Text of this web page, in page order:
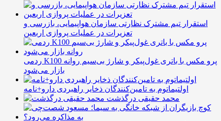
استقرار تیم مشترک نظارتی سازمان هواپیمایی، بازرسی و
تعزیرات در عملیات پروازی اربعین
ردمی K100 پرو مکس با باتری غول‌پیکر و شارژ بی‌سیم روانه
بازار می‌شود
اولتیماتوم به تامین‌کنندگان ذخایر راهبردی دارو+نامه
محمد حقیقی درگذشت